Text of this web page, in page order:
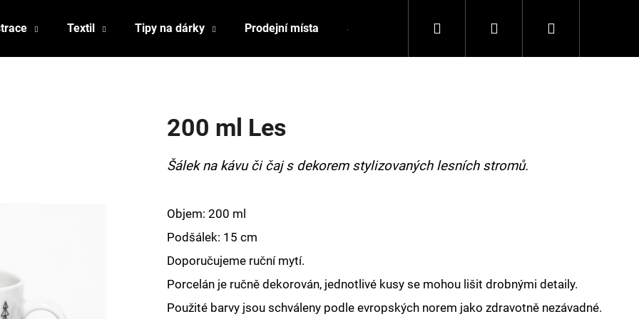
Textil Tipy na dárky Prodejní místa Spolupráce Kontakty
Hledat PřihlášeníNákupní
200 ml Les
Šálek na kávu či čaj s dekorem stylizovaných lesních stromů.
Objem: 200 ml
Podšálek: 15 cm
Doporučujeme ruční mytí.
Porcelán je ručně dekorován, jednotlivé kusy se mohou lišit drobnými detaily.
Použité barvy jsou schváleny podle evropských norem jako zdravotně nezávadné.
HLEDAT